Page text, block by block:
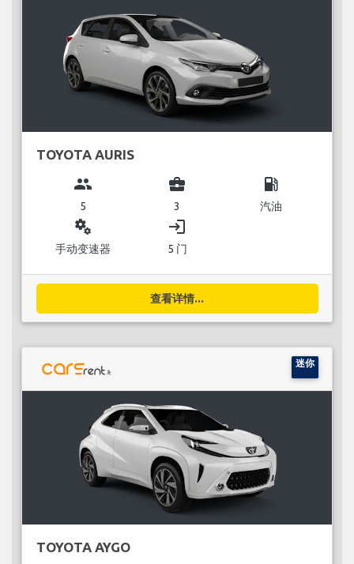
TOYOTA AURIS
group
5
business_center
3
local_gas_station
汽油
miscellaneous_services
手动变速器
login
5 门
查看详情...
迷你
TOYOTA AYGO